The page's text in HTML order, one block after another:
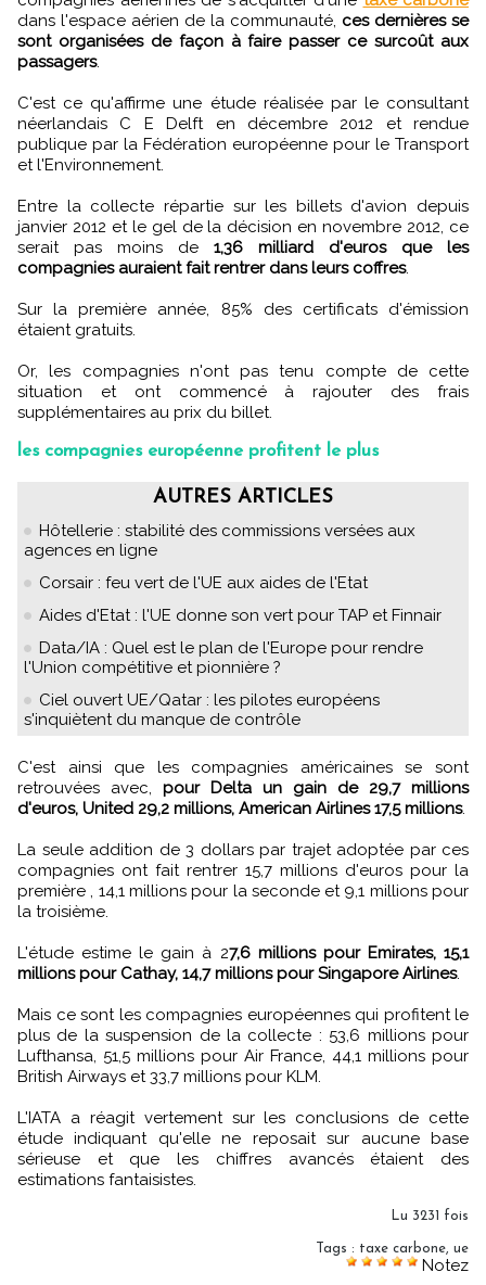
dans l'espace aérien de la communauté, ces dernières se
sont organisées de façon à faire passer ce surcoût aux
passagers.
C'est ce qu'affirme une étude réalisée par le consultant
néerlandais C E Delft en décembre 2012 et rendue
publique par la Fédération européenne pour le Transport
et l'Environnement.
Entre la collecte répartie sur les billets d'avion depuis
janvier 2012 et le gel de la décision en novembre 2012, ce
serait pas moins de 1,36 milliard d'euros que les
compagnies auraient fait rentrer dans leurs coffres.
Sur la première année, 85% des certificats d'émission
étaient gratuits.
Or, les compagnies n'ont pas tenu compte de cette
situation et ont commencé à rajouter des frais
supplémentaires au prix du billet.
les compagnies européenne profitent le plus
AUTRES ARTICLES
Hôtellerie : stabilité des commissions versées aux
agences en ligne
Corsair : feu vert de l'UE aux aides de l'Etat
Aides d'Etat : l'UE donne son vert pour TAP et Finnair
Data/IA : Quel est le plan de l'Europe pour rendre
l'Union compétitive et pionnière ?
Ciel ouvert UE/Qatar : les pilotes européens
s'inquiètent du manque de contrôle
C'est ainsi que les compagnies américaines se sont
retrouvées avec, pour Delta un gain de 29,7 millions
d'euros, United 29,2 millions, American Airlines 17,5 millions.
La seule addition de 3 dollars par trajet adoptée par ces
compagnies ont fait rentrer 15,7 millions d'euros pour la
première , 14,1 millions pour la seconde et 9,1 millions pour
la troisième.
L'étude estime le gain à 27,6 millions pour Emirates, 15,1
millions pour Cathay, 14,7 millions pour Singapore Airlines.
Mais ce sont les compagnies européennes qui profitent le
plus de la suspension de la collecte : 53,6 millions pour
Lufthansa, 51,5 millions pour Air France, 44,1 millions pour
British Airways et 33,7 millions pour KLM.
L'IATA a réagit vertement sur les conclusions de cette
étude indiquant qu'elle ne reposait sur aucune base
sérieuse et que les chiffres avancés étaient des
estimations fantaisistes.
Lu 3231 fois
Tags : taxe carbone, ue
Notez